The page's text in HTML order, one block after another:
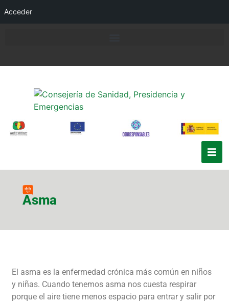
Acceder
Asma
El asma es la enfermedad crónica más común en niños
y niñas. Cuando tenemos asma nos cuesta respirar
porque el aire tiene menos espacio para entrar y salir por